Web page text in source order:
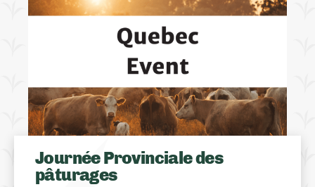
Journée Provinciale des
pâturages